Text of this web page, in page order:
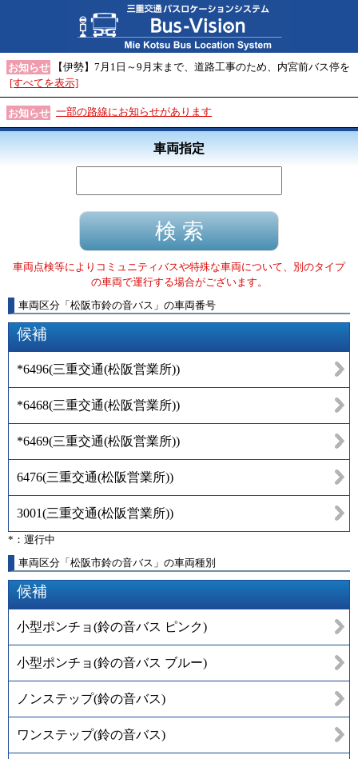
お知らせ
【伊勢】7月1日～9月末まで、道路工事のため、内宮前バス停を
[すべてを表示]
お知らせ 一部の路線にお知らせがあります
車両指定
車両点検等によりコミュニティバスや特殊な車両について、別のタイプ
の車両で運行する場合がございます。
車両区分 「 松阪市鈴の音バス 」 の車両番号
候補
*6496(三重交通(松阪営業所))
*6468(三重交通(松阪営業所))
*6469(三重交通(松阪営業所))
6476(三重交通(松阪営業所))
3001(三重交通(松阪営業所))
*：運行中
車両区分「松阪市鈴の音バス」の車両種別
候補
小型ポンチョ(鈴の音バス ピンク)
小型ポンチョ(鈴の音バス ブルー)
ノンステップ(鈴の音バス)
ワンステップ(鈴の音バス)